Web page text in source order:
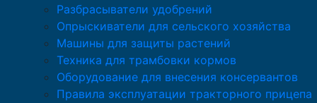
Разбрасыватели удобрений
Опрыскиватели для сельского хозяйства
Машины для защиты растений
Техника для трамбовки кормов
Оборудование для внесения консервантов
Правила эксплуатации тракторного прицепа